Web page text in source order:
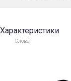
Характеристики
Слова